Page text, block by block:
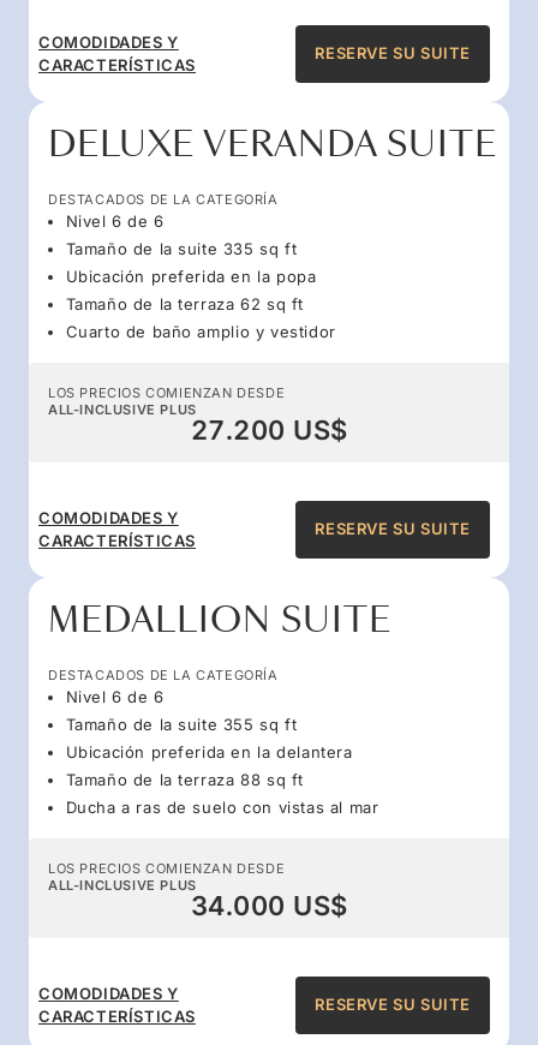
COMODIDADES Y
CARACTERÍSTICAS
RESERVE SU SUITE
DELUXE VERANDA SUITE
DESTACADOS DE LA CATEGORÍA
Nivel 6 de 6
Tamaño de la suite 335 sq ft
Ubicación preferida en la popa
Tamaño de la terraza 62 sq ft
Cuarto de baño amplio y vestidor
LOS PRECIOS COMIENZAN DESDE
ALL-INCLUSIVE PLUS
27.200 US$
COMODIDADES Y
CARACTERÍSTICAS
RESERVE SU SUITE
MEDALLION SUITE
DESTACADOS DE LA CATEGORÍA
Nivel 6 de 6
Tamaño de la suite 355 sq ft
Ubicación preferida en la delantera
Tamaño de la terraza 88 sq ft
Ducha a ras de suelo con vistas al mar
LOS PRECIOS COMIENZAN DESDE
ALL-INCLUSIVE PLUS
34.000 US$
COMODIDADES Y
CARACTERÍSTICAS
RESERVE SU SUITE